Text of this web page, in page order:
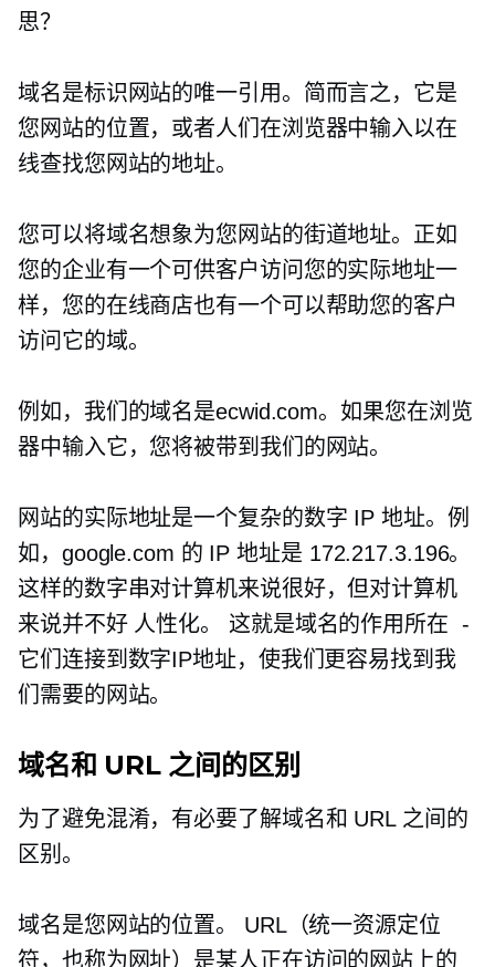
思？
域名是标识网站的唯一引用。简而言之，它是
您网站的位置，或者人们在浏览器中输入以在
线查找您网站的地址。
您可以将域名想象为您网站的街道地址。正如
您的企业有一个可供客户访问您的实际地址一
样，您的在线商店也有一个可以帮助您的客户
访问它的域。
例如，我们的域名是ecwid.com。如果您在浏览
器中输入它，您将被带到我们的网站。
网站的实际地址是一个复杂的数字 IP 地址。例
如，google.com 的 IP 地址是 172.217.3.196。
这样的数字串对计算机来说很好，但对计算机
来说并不好 人性化。 这就是域名的作用所在 -
它们连接到数字IP地址，使我们更容易找到我
们需要的网站。
域名和 URL 之间的区别
为了避免混淆，有必要了解域名和 URL 之间的
区别。
域名是您网站的位置。 URL（统一资源定位
符，也称为网址）是某人正在访问的网站上的